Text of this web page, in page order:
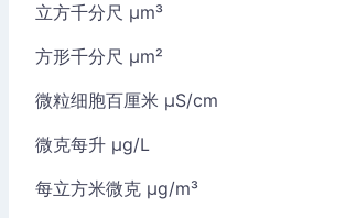
立方千分尺 µm³
方形千分尺 µm²
微粒细胞百厘米 µS/cm
微克每升 µg/L
每立方米微克 µg/m³